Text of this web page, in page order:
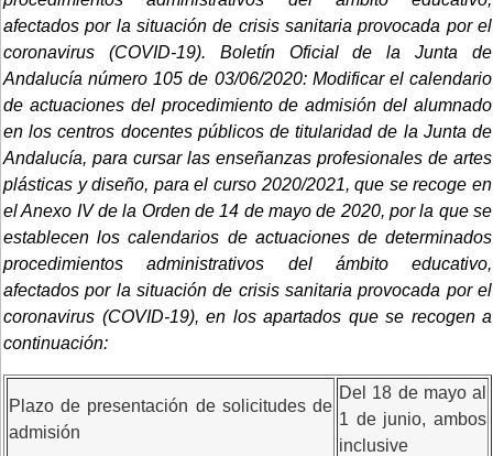
afectados por la situación de crisis sanitaria provocada por el
coronavirus (COVID-19). Boletín Oficial de la Junta de
Andalucía número 105 de 03/06/2020: Modificar el calendario
de actuaciones del procedimiento de admisión del alumnado
en los centros docentes públicos de titularidad de la Junta de
Andalucía, para cursar las enseñanzas profesionales de artes
plásticas y diseño, para el curso 2020/2021, que se recoge en
el Anexo IV de la Orden de 14 de mayo de 2020, por la que se
establecen los calendarios de actuaciones de determinados
procedimientos administrativos del ámbito educativo,
afectados por la situación de crisis sanitaria provocada por el
coronavirus (COVID-19), en los apartados que se recogen a
continuación:
Plazo de presentación de solicitudes de
admisión
Del 18 de mayo al
1 de junio, ambos
inclusive